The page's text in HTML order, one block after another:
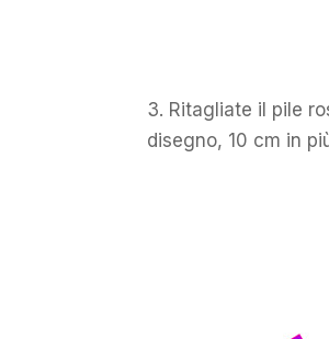
3. Ritagliate il pile
disegno, 10 cm in